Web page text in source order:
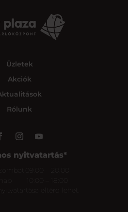
Üzletek
Akciók
Rólunk
nyitvatartás*
eltérő lehet.